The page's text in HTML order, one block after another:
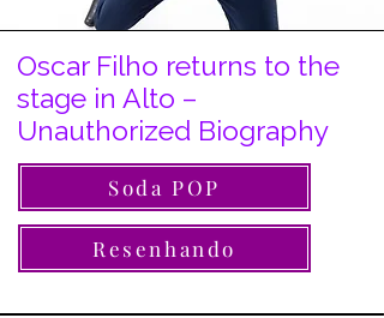
Oscar Filho returns to the
stage in Alto –
Unauthorized Biography
Soda POP
Resenhando